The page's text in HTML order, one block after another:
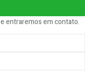
entraremos em contato.